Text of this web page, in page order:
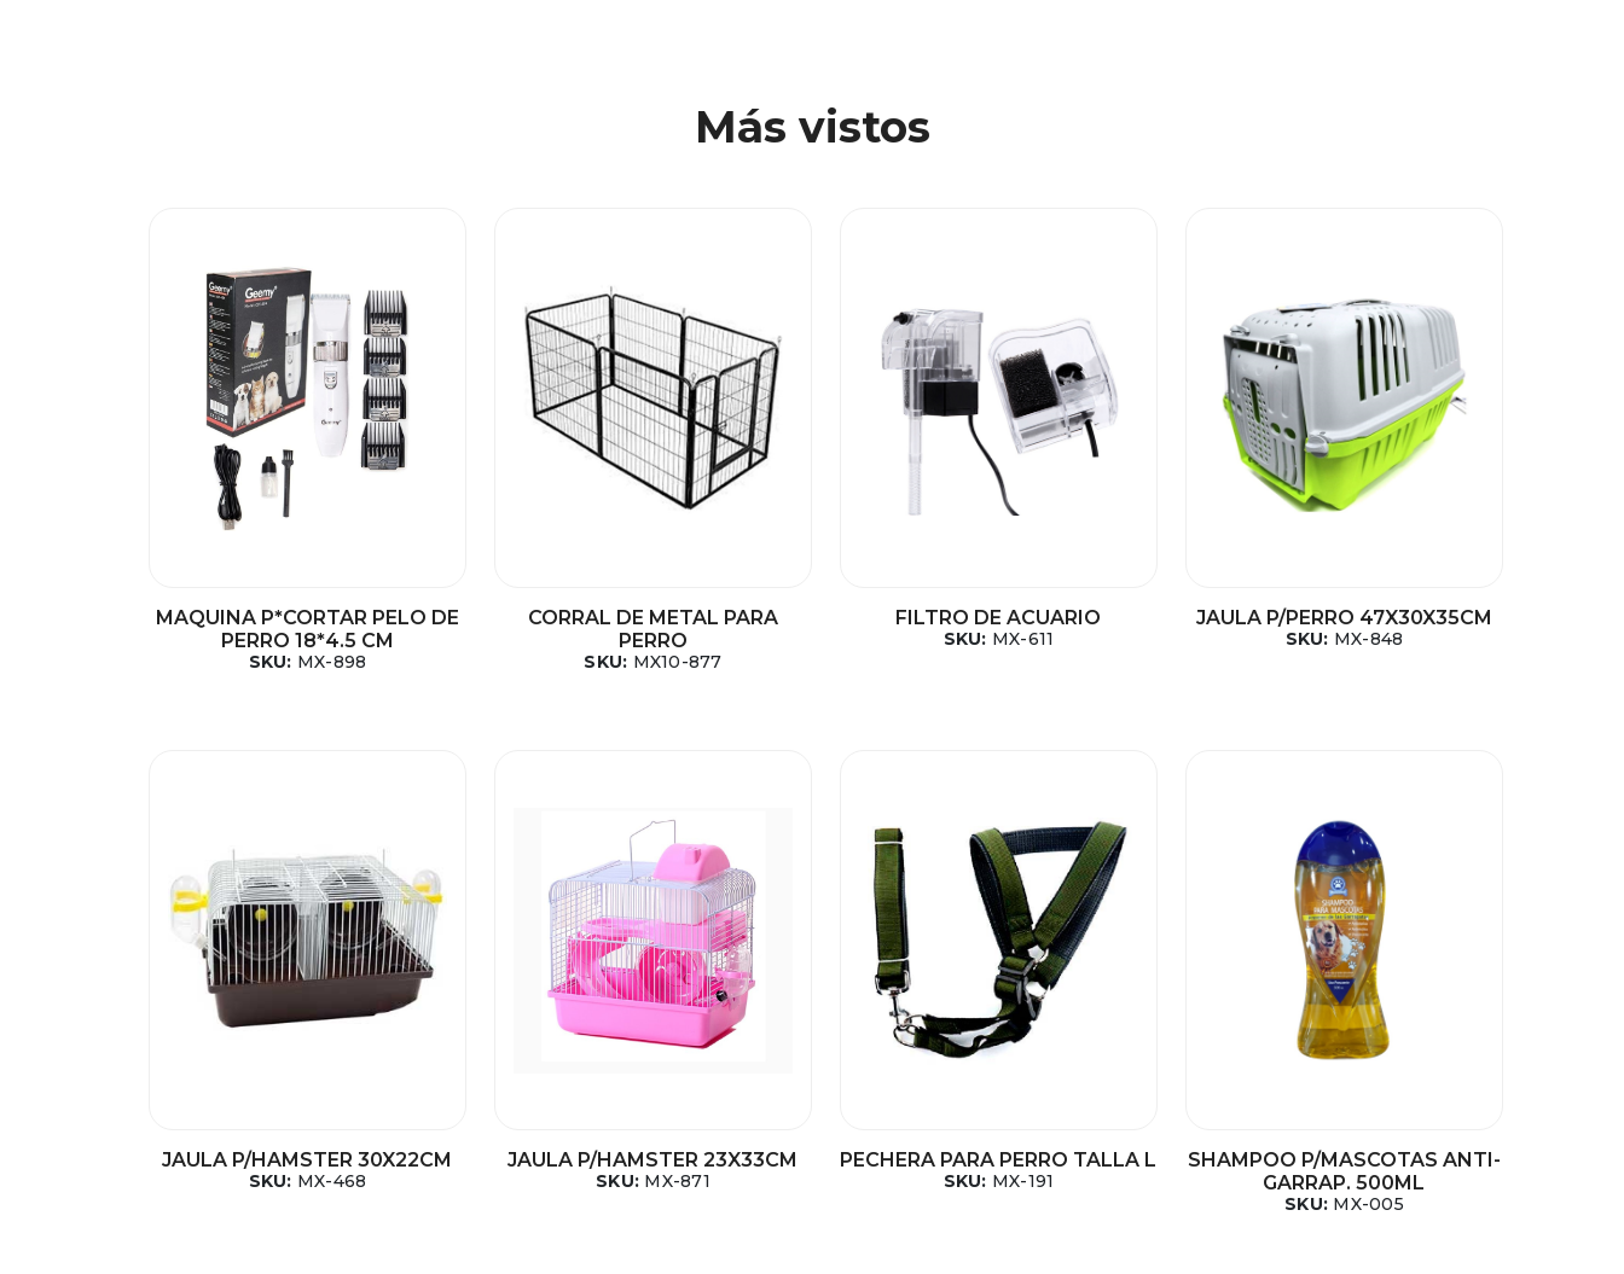
Más vistos
MAQUINA P*CORTAR PELO DE
PERRO 18*4.5 CM
SKU: MX-898
CORRAL DE METAL PARA
PERRO
SKU: MX10-877
FILTRO DE ACUARIO
SKU: MX-611
JAULA P/PERRO 47X30X35CM
SKU: MX-848
JAULA P/HAMSTER 30X22CM
SKU: MX-468
JAULA P/HAMSTER 23X33CM
SKU: MX-871
PECHERA PARA PERRO TALLA L
SKU: MX-191
SHAMPOO P/MASCOTAS ANTI-
GARRAP. 500ML
SKU: MX-005